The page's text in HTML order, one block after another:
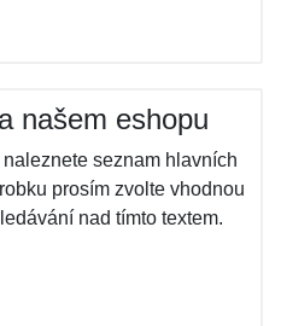
našem eshopu
seznam hlavních
prosím zvolte vhodnou
nad tímto textem.